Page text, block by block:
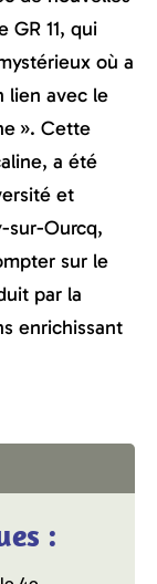
11, qui
où a
lien avec le
». Cette
a été
et
sur-Ourcq,
sur le
par la
enrichissant
: